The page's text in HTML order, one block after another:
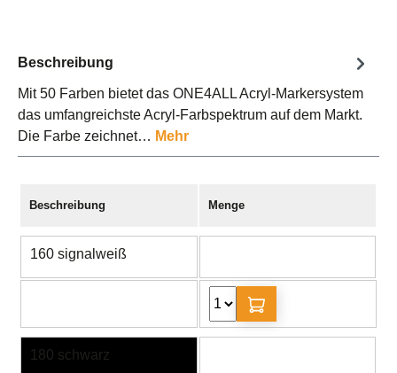
Beschreibung
Mit 50 Farben bietet das ONE4ALL Acryl-Markersystem
das umfangreichste Acryl-Farbspektrum auf dem Markt.
Die Farbe zeichnet… Mehr
Beschreibung Menge
160 signalweiß
180 schwarz